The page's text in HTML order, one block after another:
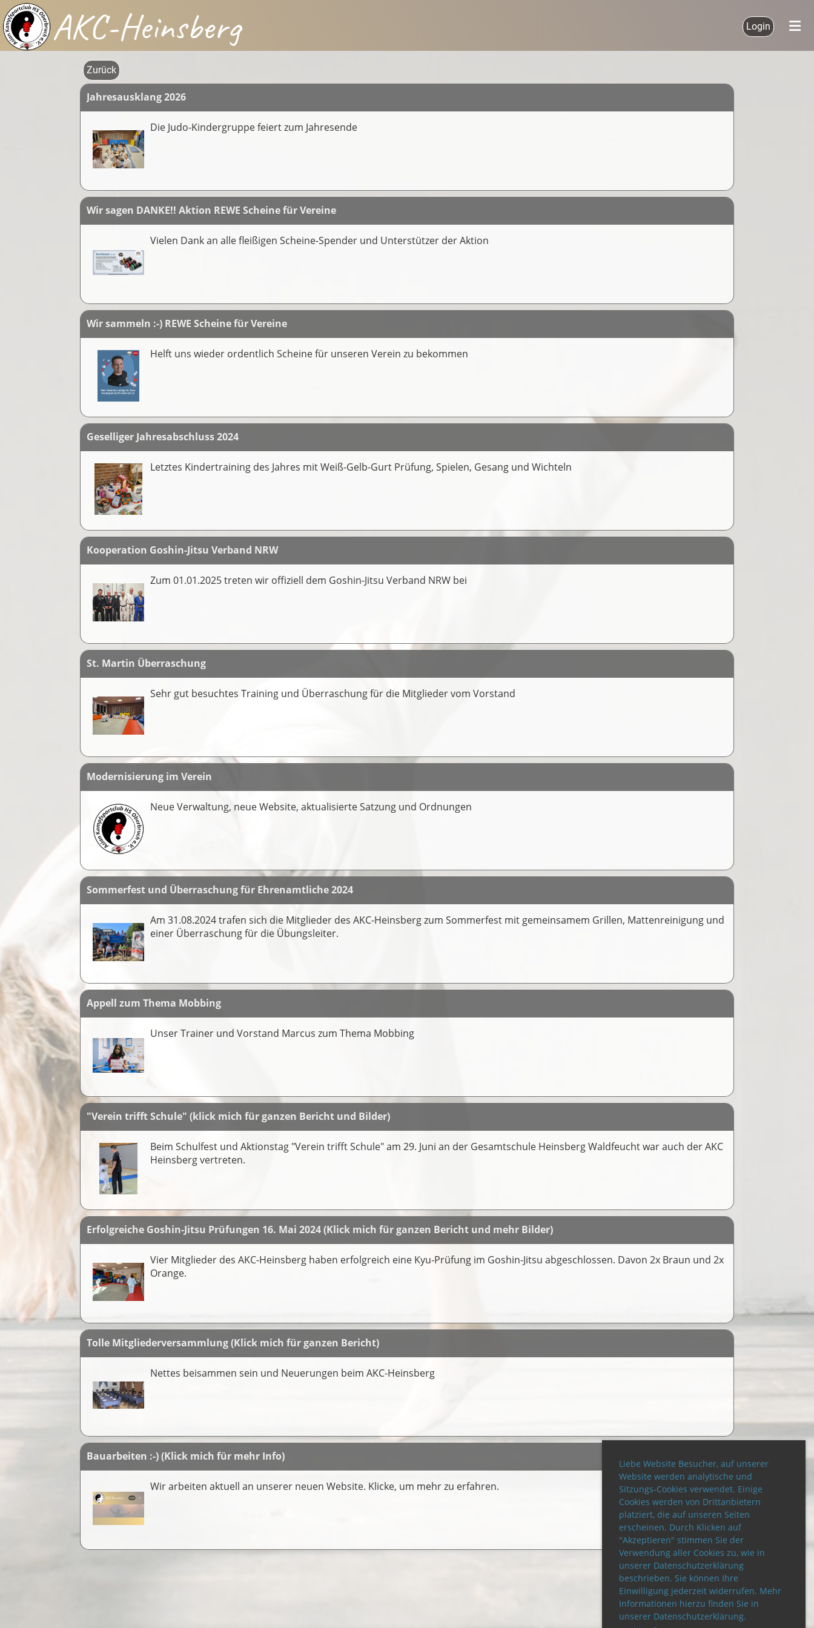
Liebe Website Besucher, auf unserer
Website werden analytische und
Sitzungs-Cookies verwendet. Einige
Cookies werden von Drittanbietern
platziert, die auf unseren Seiten
erscheinen. Durch Klicken auf
"Akzeptieren" stimmen Sie der
Verwendung aller Cookies zu, wie in
unserer Datenschutzerklärung
beschrieben. Sie können Ihre
Einwilligung jederzeit widerrufen. Mehr
Informationen hierzu finden Sie in
unserer Datenschutzerklärung.
AKC-Heinsberg Login
Zurück
Jahresausklang 2026
Die Judo-Kindergruppe feiert zum Jahresende
Wir sagen DANKE!! Aktion REWE Scheine für Vereine
Vielen Dank an alle fleißigen Scheine-Spender und Unterstützer der Aktion
Wir sammeln :-) REWE Scheine für Vereine
Helft uns wieder ordentlich Scheine für unseren Verein zu bekommen
Geselliger Jahresabschluss 2024
Letztes Kindertraining des Jahres mit Weiß-Gelb-Gurt Prüfung, Spielen, Gesang und Wichteln
Kooperation Goshin-Jitsu Verband NRW
Zum 01.01.2025 treten wir offiziell dem Goshin-Jitsu Verband NRW bei
St. Martin Überraschung
Sehr gut besuchtes Training und Überraschung für die Mitglieder vom Vorstand
Modernisierung im Verein
Neue Verwaltung, neue Website, aktualisierte Satzung und Ordnungen
Sommerfest und Überraschung für Ehrenamtliche 2024
Am 31.08.2024 trafen sich die Mitglieder des AKC-Heinsberg zum Sommerfest mit gemeinsamem Grillen, Mattenreinigung und
einer Überraschung für die Übungsleiter.
Appell zum Thema Mobbing
Unser Trainer und Vorstand Marcus zum Thema Mobbing
"Verein trifft Schule" (klick mich für ganzen Bericht und Bilder)
Beim Schulfest und Aktionstag "Verein trifft Schule" am 29. Juni an der Gesamtschule Heinsberg Waldfeucht war auch der AKC
Heinsberg vertreten.
Erfolgreiche Goshin-Jitsu Prüfungen 16. Mai 2024 (Klick mich für ganzen Bericht und mehr Bilder)
Vier Mitglieder des AKC-Heinsberg haben erfolgreich eine Kyu-Prüfung im Goshin-Jitsu abgeschlossen. Davon 2x Braun und 2x
Orange.
Tolle Mitgliederversammlung (Klick mich für ganzen Bericht)
Nettes beisammen sein und Neuerungen beim AKC-Heinsberg
Bauarbeiten :-) (Klick mich für mehr Info)
Wir arbeiten aktuell an unserer neuen Website. Klicke, um mehr zu erfahren.